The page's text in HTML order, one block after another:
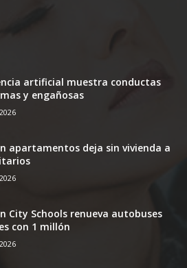
artificial muestra conductas
y engañosas
apartamentos deja sin vivienda a
City Schools renueva autobuses
con 1 millón